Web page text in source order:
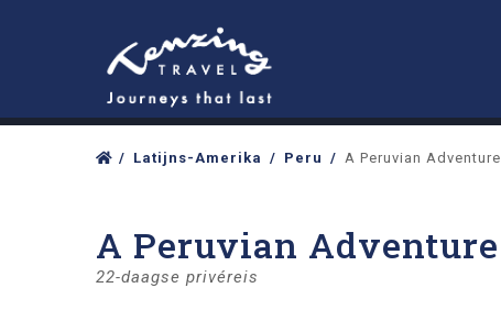
Latijns-Amerika Peru A Peruvian Adventure
A Peruvian Adventure
22-daagse privéreis